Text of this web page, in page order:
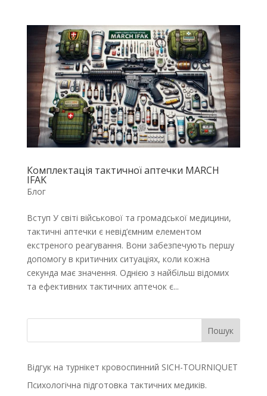
Комплектація тактичної аптечки MARCH
IFAK
Блог
Вступ У світі військової та громадської медицини,
тактичні аптечки є невід’ємним елементом
екстреного реагування. Вони забезпечують першу
допомогу в критичних ситуаціях, коли кожна
секунда має значення. Однією з найбільш відомих
та ефективних тактичних аптечок є...
Пошук
Відгук на турнікет кровоспинний SІСH-TOURNIQUЕT
Психологічна підготовка тактичних медиків.